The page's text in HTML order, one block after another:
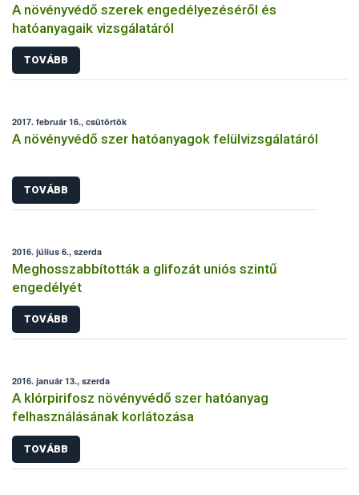
A növényvédő szerek engedélyezéséről és
hatóanyagaik vizsgálatáról
TOVÁBB
2017. február 16., csütörtök
A növényvédő szer hatóanyagok felülvizsgálatáról
TOVÁBB
2016. július 6., szerda
Meghosszabbították a glifozát uniós szintű
engedélyét
TOVÁBB
2016. január 13., szerda
A klórpirifosz növényvédő szer hatóanyag
felhasználásának korlátozása
TOVÁBB